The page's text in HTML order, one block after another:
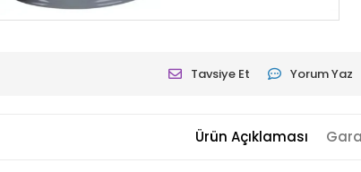
Tavsiye Et Yorum Yaz
Ürün Açıklaması